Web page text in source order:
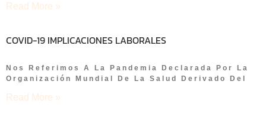
Read More »
COVID-19 IMPLICACIONES LABORALES
Nos Referimos A La Pandemia Declarada Por La
Organización Mundial De La Salud Derivado Del
Read More »